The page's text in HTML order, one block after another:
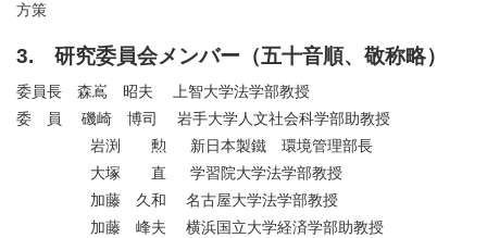
方策
3. 研究委員会メンバー（五十音順、敬称略）
委員長 森嶌 昭夫 上智大学法学部教授
委 員 磯崎 博司 岩手大学人文社会科学部助教授
岩渕 勲 新日本製鐵 環境管理部長
大塚 直 学習院大学法学部教授
加藤 久和 名古屋大学法学部教授
加藤 峰夫 横浜国立大学経済学部助教授